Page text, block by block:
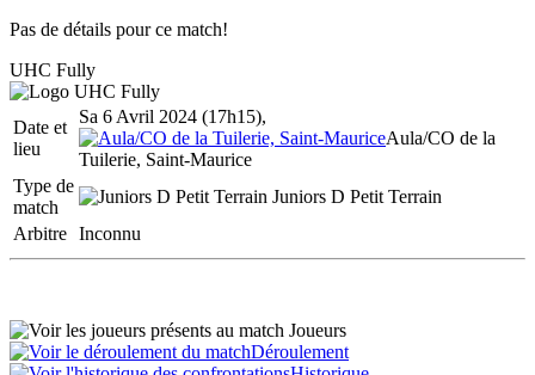
Pas de détails pour ce match!
UHC Fully
Date et
lieu
Sa 6 Avril 2024 (17h15),
Aula/CO de la
Tuilerie, Saint-Maurice
Type de
match
Juniors D Petit Terrain
Arbitre Inconnu
Joueurs
Déroulement